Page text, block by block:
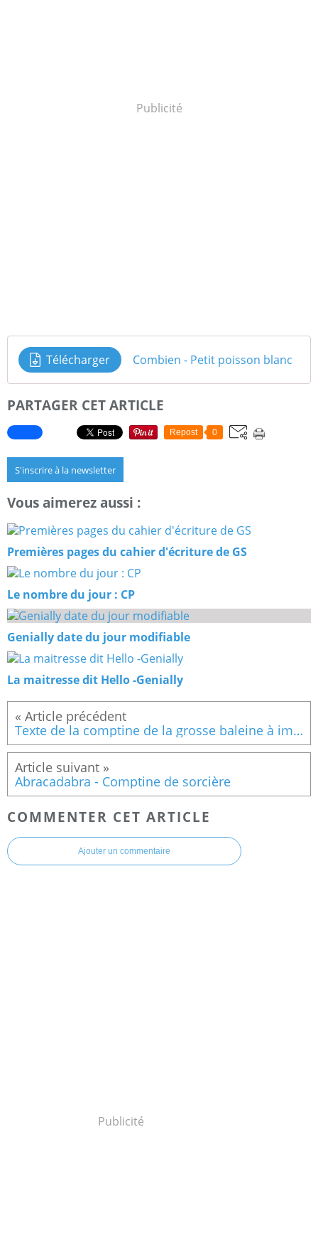
Publicité
Télécharger Combien - Petit poisson blanc
PARTAGER CET ARTICLE
Repost 0
S'inscrire à la newsletter
Vous aimerez aussi :
Premières pages du cahier d'écriture de GS
Le nombre du jour : CP
Genially date du jour modifiable
La maitresse dit Hello -Genially
Texte de la comptine de la grosse baleine à imprimer
Abracadabra - Comptine de sorcière
COMMENTER CET ARTICLE
Ajouter un commentaire
Publicité